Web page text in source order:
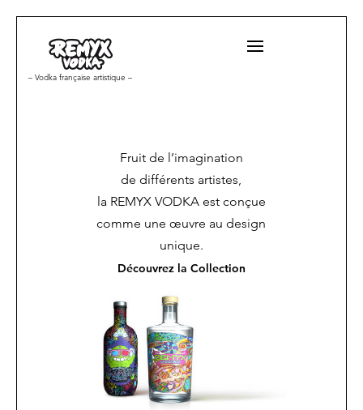
– Vodka française artistique –
Fruit de l’imagination
de différents artistes,
la REMYX VODKA est conçue
comme une œuvre au design
unique.
Découvrez la Collection